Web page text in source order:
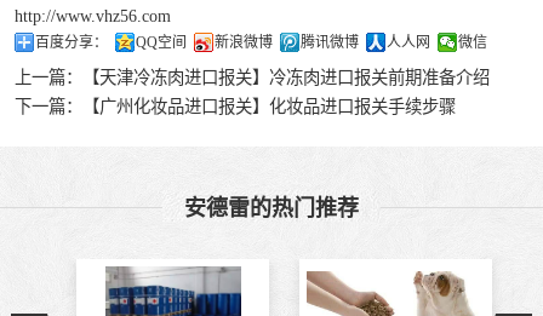
http://www.vhz56.com
百度分享： QQ空间 新浪微博 腾讯微博 人人网 微信
上一篇：
【天津冷冻肉进口报关】冷冻肉进口报关前期准备介绍
下一篇：
【广州化妆品进口报关】化妆品进口报关手续步骤
安德雷的热门推荐
宠物粮进口
危化品进口
化妆品进口
食品进口